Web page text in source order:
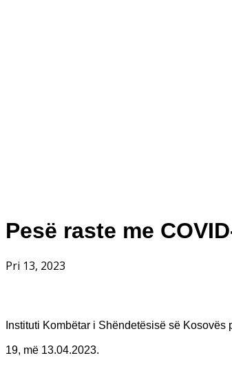
Pesë raste me
Pri 13, 2023
Instituti Kombëtar i Shëndetësisë së Kosovës
19, më 13.04.2023.